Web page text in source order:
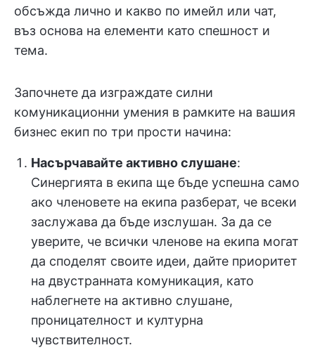
обсъжда лично и какво по имейл или чат,
въз основа на елементи като спешност и
тема.
Започнете да изграждате силни
комуникационни умения в рамките на вашия
бизнес екип по три прости начина:
Насърчавайте активно слушане:
Синергията в екипа ще бъде успешна само
ако членовете на екипа разберат, че всеки
заслужава да бъде изслушан. За да се
уверите, че всички членове на екипа могат
да споделят своите идеи, дайте приоритет
на двустранната комуникация, като
наблегнете на активно слушане,
проницателност и културна
чувствителност.